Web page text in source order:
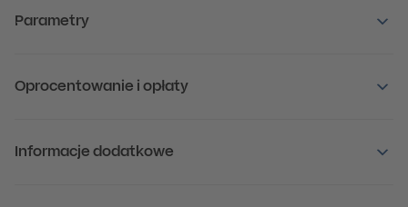
Parametry
Oprocentowanie i opłaty
Informacje dodatkowe